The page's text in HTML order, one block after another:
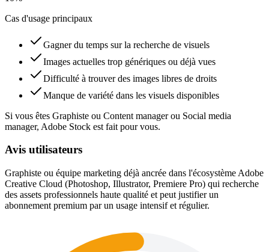
Cas d'usage principaux
Gagner du temps sur la recherche de visuels
Images actuelles trop génériques ou déjà vues
Difficulté à trouver des images libres de droits
Manque de variété dans les visuels disponibles
Si vous êtes Graphiste ou Content manager ou Social media
manager, Adobe Stock est fait pour vous.
Avis utilisateurs
Graphiste ou équipe marketing déjà ancrée dans l'écosystème Adobe
Creative Cloud (Photoshop, Illustrator, Premiere Pro) qui recherche
des assets professionnels haute qualité et peut justifier un
abonnement premium par un usage intensif et régulier.